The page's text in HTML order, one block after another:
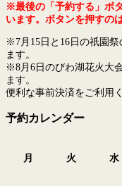
※最後の「予約する」ボ
います。ボタンを押すの
※7月15日と16日の祇園祭
ます。
※8月6日のびわ湖花火大会
ます。
便利な事前決済をご利用
予約カレンダー
月
火 水